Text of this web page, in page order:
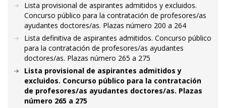
Lista provisional de aspirantes admitidos y excluidos.
Concurso público para la contratación de profesores/as
ayudantes doctores/as. Plazas número 200 a 264
Lista definitiva de aspirantes admitidos. Concurso público
para la contratación de profesores/as ayudantes
doctores/as. Plazas número 265 a 275
Lista provisional de aspirantes admitidos y
excluidos. Concurso público para la contratación
de profesores/as ayudantes doctores/as. Plazas
número 265 a 275